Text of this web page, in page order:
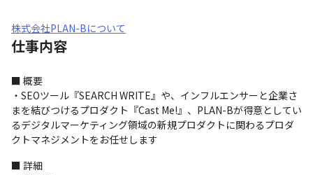
株式会社PLAN-Bについて
仕事内容
■ 概要
・SEOツール『SEARCH WRITE』や、インフルエンサーと企業さ
まを結びつけるプロダクト『Cast Me!』、PLAN-Bが得意としてい
るデジタルマーケティング領域の新規プロダクトに関わるプロダ
クトマネジメントをお任せします
■ 詳細